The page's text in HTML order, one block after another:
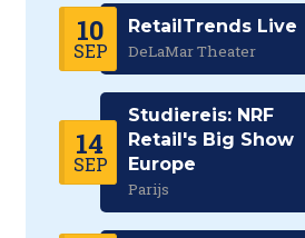
10
SEP
RetailTrends Live
DeLaMar Theater
14
SEP
Studiereis: NRF
Retail's Big Show
Europe
Parijs